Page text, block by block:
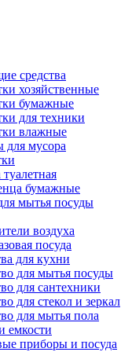
средства
хозяйственные
бумажные
для техники
влажные
для мусора
бумажные
мытья посуды
воздуха
посуда
для кухни
для мытья посуды
для сантехники
для стекол и зеркал
для мытья пола
емкости
приборы и посуда